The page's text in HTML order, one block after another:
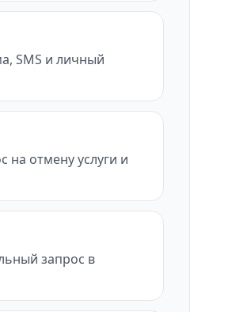
SMS и личный
на отмену услуги и
запрос в